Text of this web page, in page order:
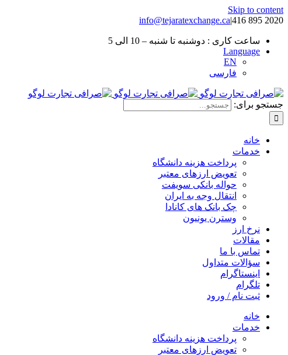
Skip to content
2020 895 416
|
info@tejaratexchange.ca
ساعت کاری : دوشنبه تا شنبه – 10 الی 5
Language
EN
فارسی
جستجو برای:
خانه
خدمات
پرداخت هزینه دانشگاه
تعویض ارزهای معتبر
حواله بانکی سویفت
انتقال وجه به ایران
چک بانک های کانادا
وسترن یونیون
نرخ ارز
مقالات
تماس با ما
سؤالات متداول
اینستاگرام
تلگرام
ثبت نام / ورود
خانه
خدمات
پرداخت هزینه دانشگاه
تعویض ارزهای معتبر